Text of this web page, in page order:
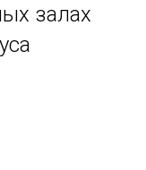
залах